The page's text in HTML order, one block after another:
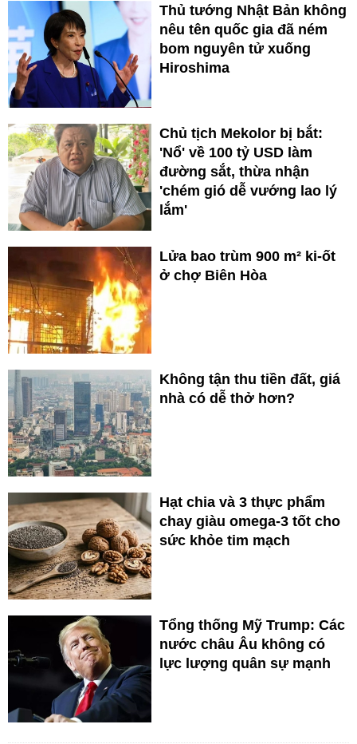
Thủ tướng Nhật Bản không
nêu tên quốc gia đã ném
bom nguyên tử xuống
Hiroshima
Chủ tịch Mekolor bị bắt:
'Nổ' về 100 tỷ USD làm
đường sắt, thừa nhận
'chém gió dễ vướng lao lý
lắm'
Lửa bao trùm 900 m² ki-ốt
ở chợ Biên Hòa
Không tận thu tiền đất, giá
nhà có dễ thở hơn?
Hạt chia và 3 thực phẩm
chay giàu omega-3 tốt cho
sức khỏe tim mạch
Tổng thống Mỹ Trump: Các
nước châu Âu không có
lực lượng quân sự mạnh